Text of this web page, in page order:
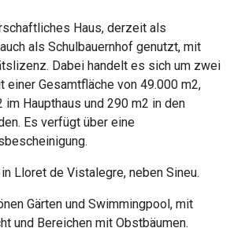
Haus, derzeit als
als Schulbauernhof genutzt, mit
Dabei handelt es sich um zwei
einer Gesamtfläche von 49.000 m2,
im Haupthaus und 290 m2 in den
Es verfügt über eine
Lloret de Vistalegre, neben Sineu.
Gärten und Swimmingpool, mit
und Bereichen mit Obstbäumen.